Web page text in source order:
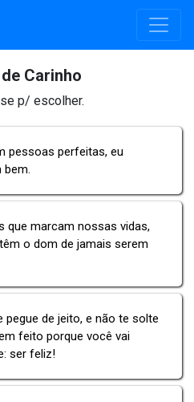
Carinho
p/ escolher.
pessoas perfeitas, eu
bem.
que marcam nossas vidas,
o dom de jamais serem
pegue de jeito, e não te solte
feito porque você vai
ser feliz!